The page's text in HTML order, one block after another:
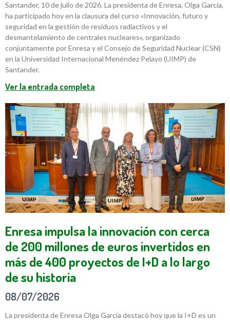
Santander, 10 de julio de 2026. La presidenta de Enresa, Olga García,
ha participado hoy en la clausura del curso «Innovación, futuro y
seguridad en la gestión de residuos radiactivos y el
desmantelamiento de centrales nucleares», organizado
conjuntamente por Enresa y el Consejo de Seguridad Nuclear (CSN)
en la Universidad Internacional Menéndez Pelayo (UIMP) de
Santander.
Ver la entrada completa
Enresa impulsa la innovación con cerca
de 200 millones de euros invertidos en
más de 400 proyectos de I+D a lo largo
de su historia
08/07/2026
La presidenta de Enresa Olga García destacó hoy que la I+D es un